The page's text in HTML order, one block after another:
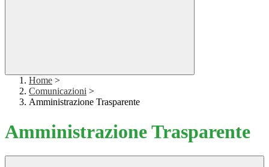
Home >
Comunicazioni >
Amministrazione Trasparente
Amministrazione Trasparente